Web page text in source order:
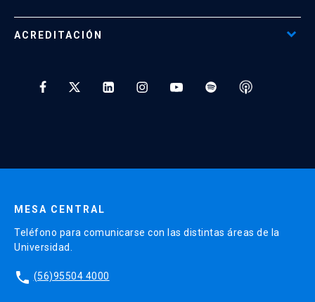
ACREDITACIÓN
MESA CENTRAL
Teléfono para comunicarse con las distintas áreas de la
Universidad.
phone (56)95504 4000